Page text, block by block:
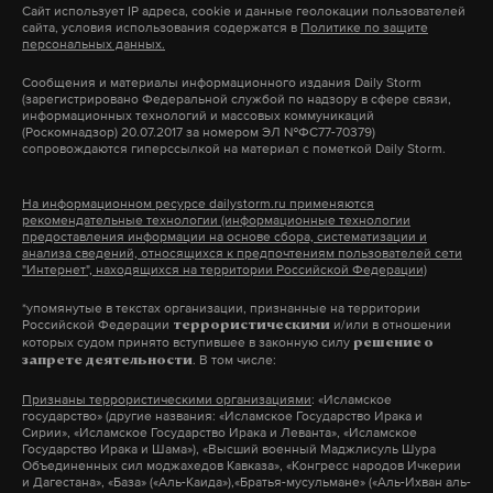
травила сына и мужа из-за жилплощади.
Daily Storm связался с несколькими врачами и
выяснил, что даже если в конкретном случае у
матери не было злого умысла, самолечение —
Михаил Виноградов рассказал, что встречал
множество случаев, когда действия родителей
заболеванием детей.
«Страдают, в первую очередь, маленькие дети —
примерно до восьми лет. Они полностью во
власти взрослых. К сожалению, многие родители
верят колдунам, шаманам, бабушкиным
Сайт использует IP адреса, cookie и данные геолокации пользователей
сайта, условия использования содержатся в Политике по защите
персональных данных.
Сообщения и материалы информационного издания Daily Storm
(зарегистрировано Федеральной службой по надзору в сфере связи,
информационных технологий и массовых коммуникаций
(Роскомнадзор) 20.07.2017 за номером ЭЛ №ФС77-70379)
сопровождаются гиперссылкой на материал с пометкой Daily Storm.
На информационном ресурсе dailystorm.ru применяются
рекомендательные технологии (информационные технологии
предоставления информации на основе сбора, систематизации и
анализа сведений, относящихся к предпочтениям пользователей сети
"Интернет", находящихся на территории Российской Федерации)
*упомянутые в текстах организации, признанные на территории
Российской Федерации террористическими и/или в отношении
которых судом принято вступившее в законную силу решение о
запрете деятельности. В том числе:
Признаны террористическими организациями: «Исламское
государство» (другие названия: «Исламское Государство Ирака и
Сирии», «Исламское Государство Ирака и Леванта», «Исламское
Государство Ирака и Шама»), «Высший военный Маджлисуль Шура
Объединенных сил моджахедов Кавказа», «Конгресс народов Ичкерии
и Дагестана», «База» («Аль-Каида»),«Братья-мусульмане» («Аль-Ихван аль-